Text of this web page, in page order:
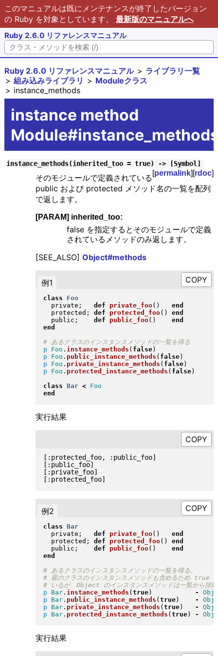
このマニュアルは既にメンテナンスが終了したバージョン
の Ruby を対象としています。 最新版のマニュアルへ
Ruby 2.6.0 リファレンスマニュアル
Ruby 2.6.0 リファレンスマニュアル
ライブラリ一覧
組み込みライブラリ
Moduleクラス
instance_methods
instance method
instance_methods(inherited_too = true) -> [Symbol]
[permalink][rdoc]
そのモジュールで定義されている
public および protected メソッド名の一覧を配列
で返します。
[PARAM] inherited_too:
false を指定するとそのモジュールで定義
されているメソッドのみ返します。
[SEE_ALSO] Object#methods
例1
class
Foo
  private;
def private_foo( )
end
  protected;
def protected_foo( )
end
  public;
def public_foo( )
end
end
p
Foo . instance_methods ( false)
p
Foo . public_instance_methods ( false)
p
Foo . private_instance_methods ( false)
p
Foo . protected_instance_methods ( false)
class Bar <
Foo
end
実行結果
[:protected_foo, :public_foo]
[:public_foo]
[:private_foo]
例2
class Bar
  private;
def private_foo( )
end
  protected;
def protected_foo( )
end
  public;
def public_foo( )
end
end
p Bar. instance_methods (true) -
p
Bar. public_instance_methods (true) -
p
Bar. private_instance_methods (true) -
p
Bar. protected_instance_methods (true) -
実行結果